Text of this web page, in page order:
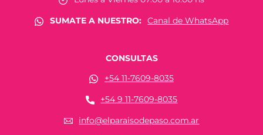
SUMATE A NUESTRO:
Canal de WhatsApp
CONSULTAS
+54 11-7609-8035
+54 9 11-7609-8035
info@elparaisodepaso.com.ar